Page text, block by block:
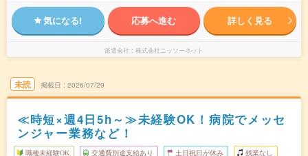
気になる! 応募へ進む 詳しく見る
派遣会社 株式会社ニッソーネット
未読 掲載日 2026/07/29
≪時短×週4日5h～≫未経験OK！病院でメッセ
ンジャー業務など！
職種未経験OK 交通費別途支給あり 土日祝日が休み 残業なし